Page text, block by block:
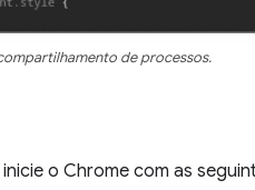
de processos.
o Chrome com as